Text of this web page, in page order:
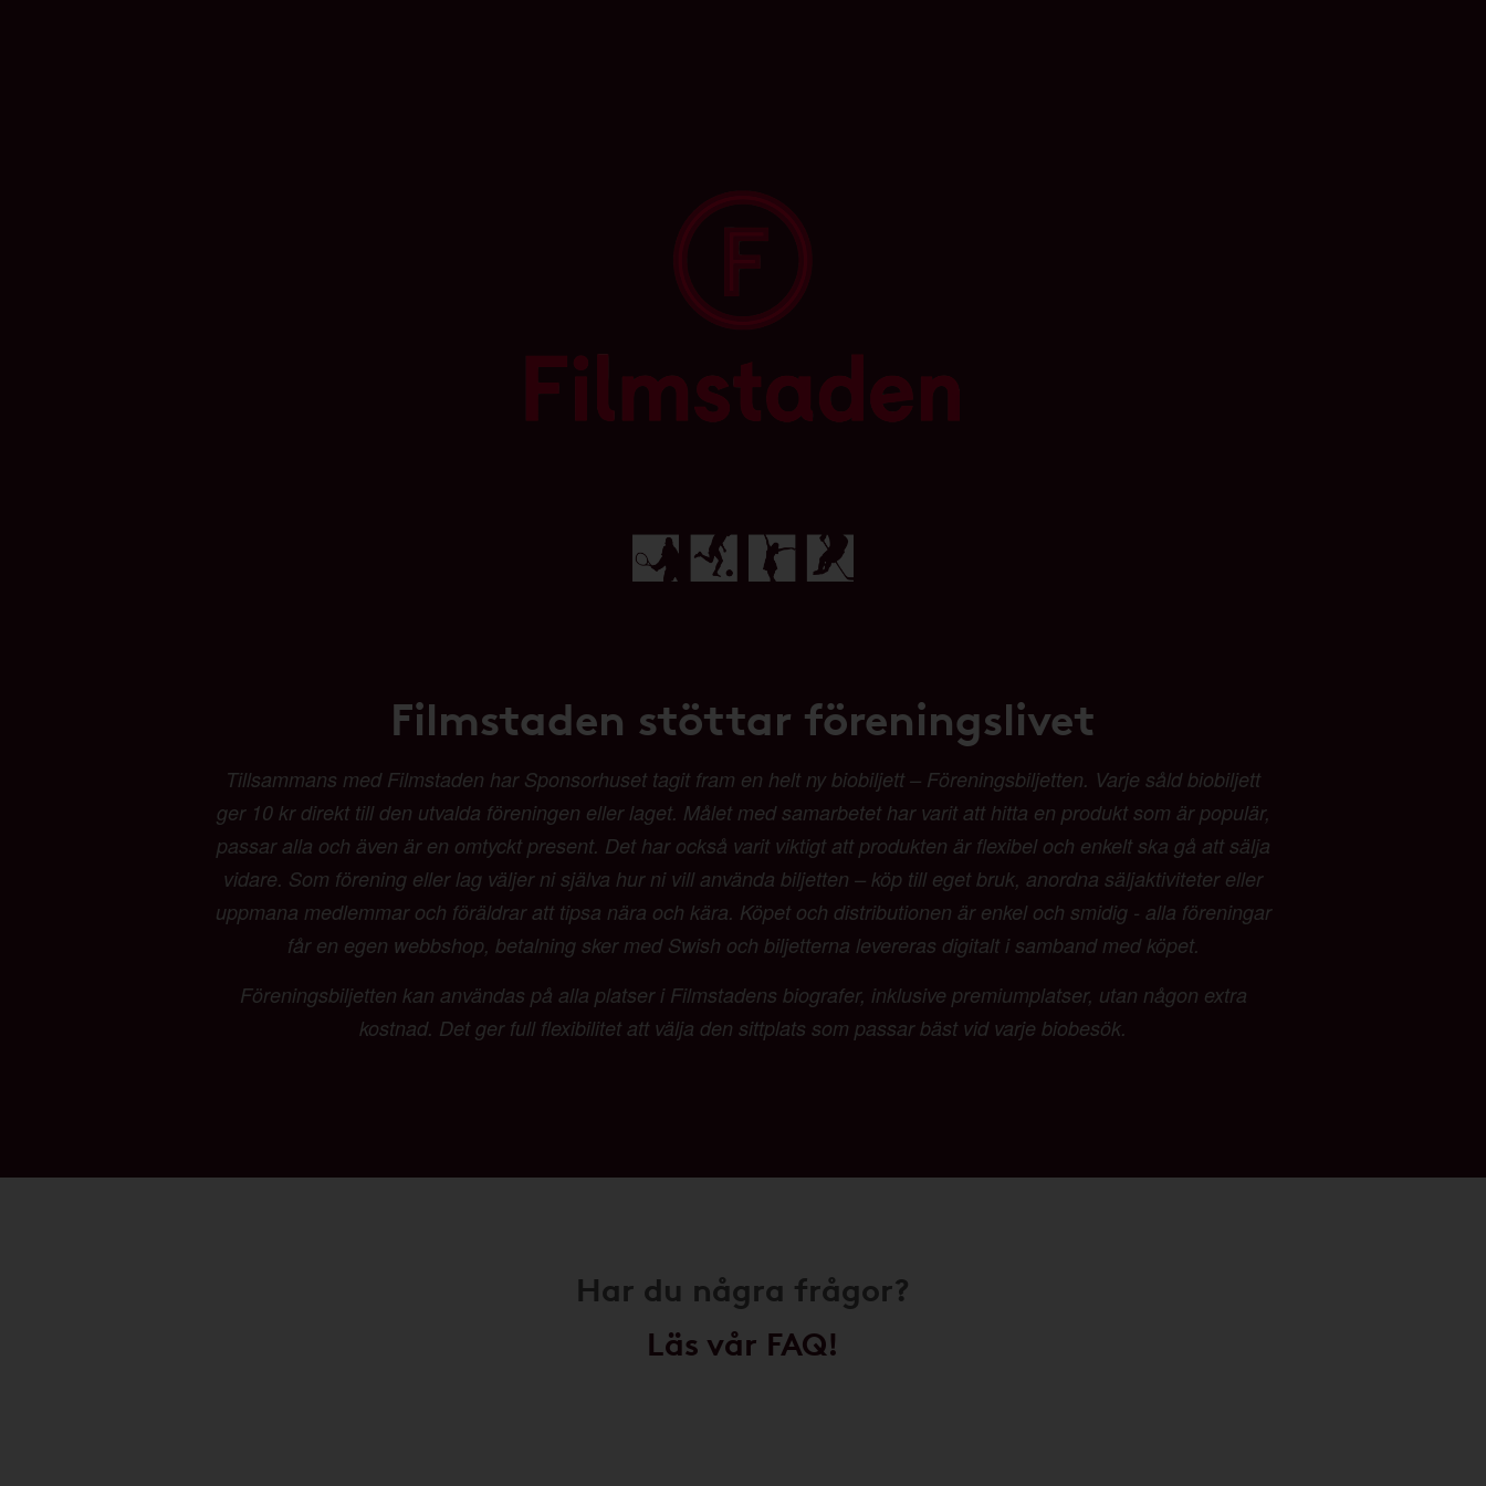
Filmstaden stöttar föreningslivet
Tillsammans med Filmstaden har Sponsorhuset tagit fram en helt ny biobiljett – Föreningsbiljetten. Varje såld biobiljett
ger 10 kr direkt till den utvalda föreningen eller laget. Målet med samarbetet har varit att hitta en produkt som är populär,
passar alla och även är en omtyckt present. Det har också varit viktigt att produkten är flexibel och enkelt ska gå att sälja
vidare. Som förening eller lag väljer ni själva hur ni vill använda biljetten – köp till eget bruk, anordna säljaktiviteter eller
uppmana medlemmar och föräldrar att tipsa nära och kära. Köpet och distributionen är enkel och smidig - alla föreningar
får en egen webbshop, betalning sker med Swish och biljetterna levereras digitalt i samband med köpet.
Föreningsbiljetten kan användas på alla platser i Filmstadens biografer, inklusive premiumplatser, utan någon extra
kostnad. Det ger full flexibilitet att välja den sittplats som passar bäst vid varje biobesök.
Har du några frågor?
Läs vår FAQ!